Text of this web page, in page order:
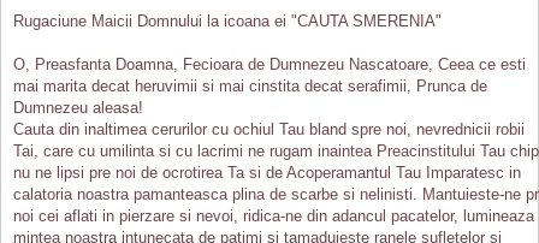
Rugaciune Maicii Domnului la icoana ei "CAUTA SMERENIA"
O, Preasfanta Doamna, Fecioara de Dumnezeu Nascatoare, Ceea ce esti
mai marita decat heruvimii si mai cinstita decat serafimii, Prunca de
Dumnezeu aleasa!
Cauta din inaltimea cerurilor cu ochiul Tau bland spre noi, nevrednicii robii
Tai, care cu umilinta si cu lacrimi ne rugam inaintea Preacinstitului Tau
nu ne lipsi pre noi de ocrotirea Ta si de Acoperamantul Tau Imparatesc in
calatoria noastra pamanteasca plina de scarbe si nelinisti. Mantuieste-ne
noi cei aflati in pierzare si nevoi, ridica-ne din adancul pacatelor, lumineaza
mintea noastra intunecata de patimi si tamaduieste ranele sufletelor si